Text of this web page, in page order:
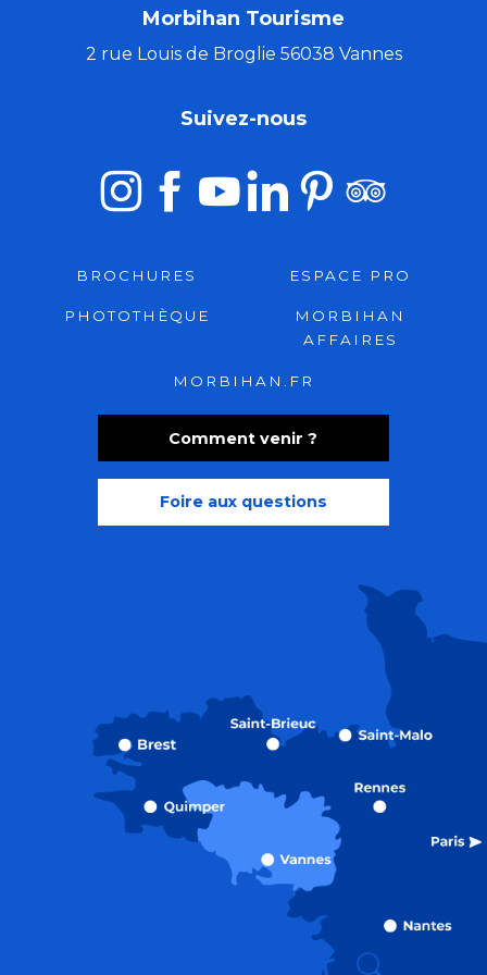
Morbihan Tourisme
2 rue Louis de Broglie 56038 Vannes
Comment venir ?
Foire aux questions
Suivez-nous
BROCHURES ESPACE PRO
PHOTOTHÈQUE
MORBIHAN
AFFAIRES
MORBIHAN.FR